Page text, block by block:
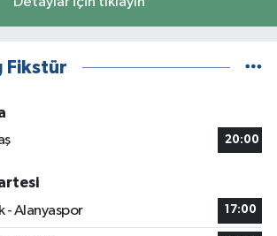
Fikstür
20:00
- Alanyaspor
17:00